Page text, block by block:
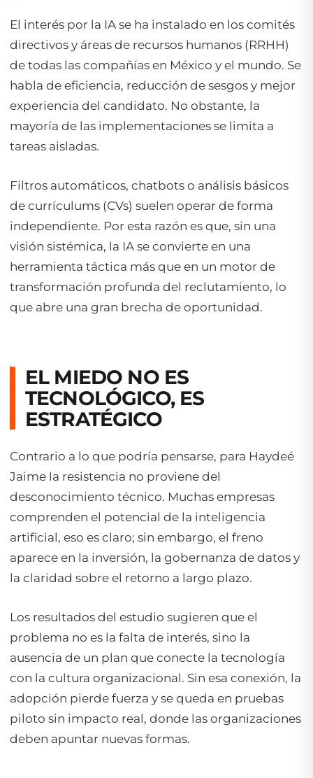
El interés por la IA se ha instalado en los comités
directivos y áreas de recursos humanos (RRHH)
de todas las compañías en México y el mundo. Se
habla de eficiencia, reducción de sesgos y mejor
experiencia del candidato. No obstante, la
mayoría de las implementaciones se limita a
tareas aisladas.
Filtros automáticos, chatbots o análisis básicos
de currículums (CVs) suelen operar de forma
independiente. Por esta razón es que, sin una
visión sistémica, la IA se convierte en una
herramienta táctica más que en un motor de
transformación profunda del reclutamiento, lo
que abre una gran brecha de oportunidad.
EL MIEDO NO ES
TECNOLÓGICO, ES
ESTRATÉGICO
Contrario a lo que podría pensarse, para Haydeé
Jaime la resistencia no proviene del
desconocimiento técnico. Muchas empresas
comprenden el potencial de la inteligencia
artificial, eso es claro; sin embargo, el freno
aparece en la inversión, la gobernanza de datos y
la claridad sobre el retorno a largo plazo.
Los resultados del estudio sugieren que el
problema no es la falta de interés, sino la
ausencia de un plan que conecte la tecnología
con la cultura organizacional. Sin esa conexión, la
adopción pierde fuerza y se queda en pruebas
piloto sin impacto real, donde las organizaciones
deben apuntar nuevas formas.